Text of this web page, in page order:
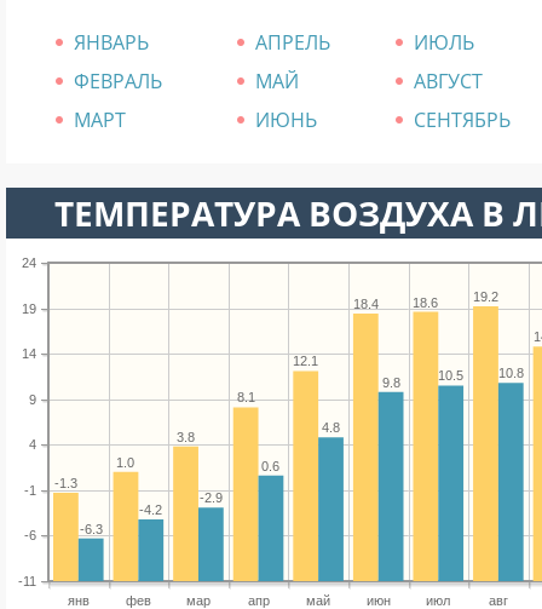
ЯНВАРЬ АПРЕЛЬ
ИЮЛЬ
ФЕВРАЛЬ
МАЙ
АВГУСТ
МАРТ
ИЮНЬ СЕНТЯБРЬ
ТЕМПЕРАТУРА ВОЗДУХА В
янв фев мар апр май июн июл авг
-11
-6
-1
4
9
14
19
24
19.2
18.6
18.4
12.1
8.1
3.8
1.0
-1.3
10.8
10.5
9.8
4.8
0.6
-2.9
-4.2
-6.3